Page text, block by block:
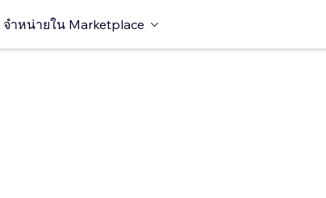
จำหน่ายใน Marketplace